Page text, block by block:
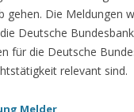
gehen. Die Meldungen
Deutsche
für die Deutsche
relevant sind.
Melder